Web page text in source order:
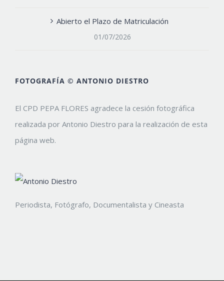
Abierto el Plazo de Matriculación
01/07/2026
FOTOGRAFÍA © ANTONIO DIESTRO
El CPD PEPA FLORES agradece la cesión fotográfica
realizada por Antonio Diestro para la realización de esta
página web.
Periodista, Fotógrafo, Documentalista y Cineasta